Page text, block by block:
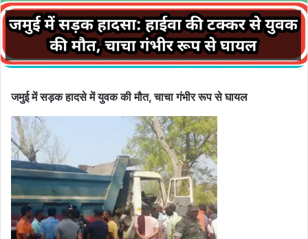
जमुई में सड़क हादसे में युवक की मौत, चाचा गंभीर रूप से घायल